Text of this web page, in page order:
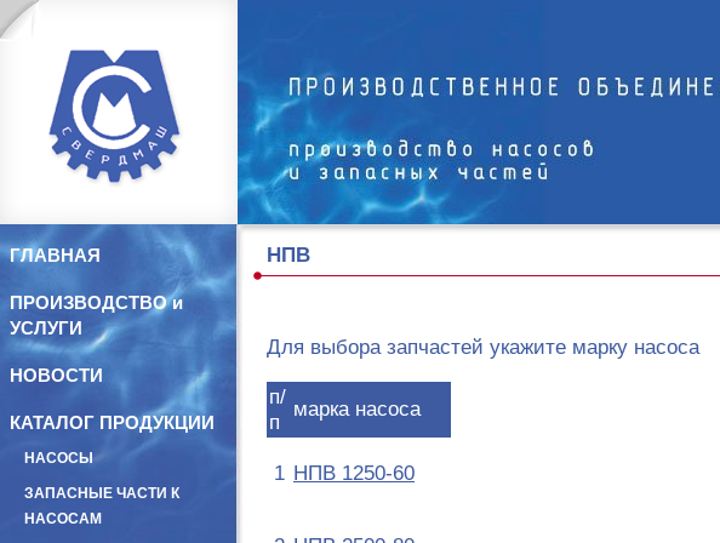
ГЛАВНАЯ
ПРОИЗВОДСТВО и
УСЛУГИ
НОВОСТИ
КАТАЛОГ ПРОДУКЦИИ
НАСОСЫ
ЗАПАСНЫЕ ЧАСТИ К
НАСОСАМ
НПВ
Для выбора запчастей укажите марку насоса
п/
п
марка насоса
1 НПВ 1250-60